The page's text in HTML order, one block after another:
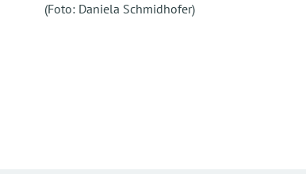
(Foto: Daniela Schmidhofer)